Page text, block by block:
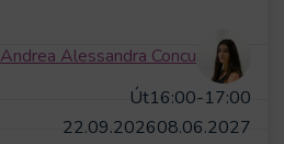
Andrea Alessandra Concu
Út16:00-17:00
22.09.202608.06.2027